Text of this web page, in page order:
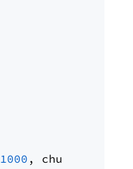
1000 , chunk_overlap=